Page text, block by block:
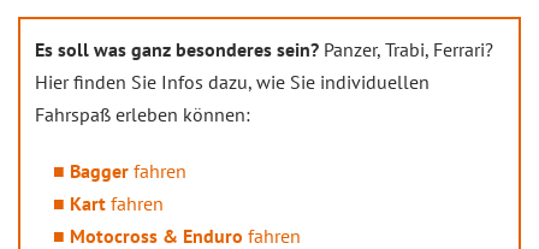
Es soll was ganz besonderes sein? Panzer, Trabi, Ferrari?
Hier finden Sie Infos dazu, wie Sie individuellen
Fahrspaß erleben können:
Bagger fahren
Kart fahren
Motocross & Enduro fahren